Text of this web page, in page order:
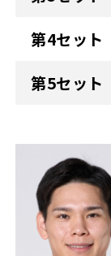
第4セット
第5セット